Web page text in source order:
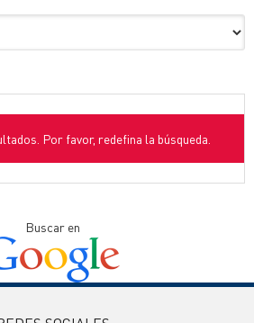
Por favor, redefina la búsqueda.
Buscar en